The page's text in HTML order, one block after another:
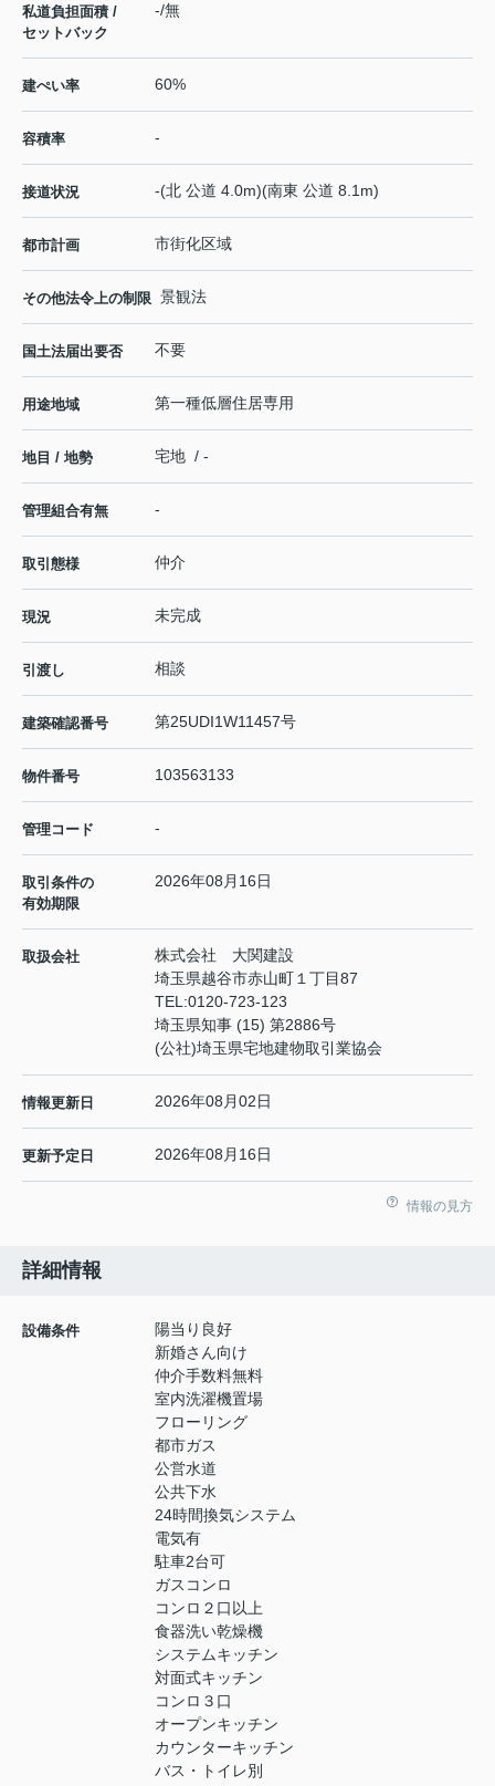
私道負担面積 /
セットバック
-/無
建ぺい率 60%
容積率 -
接道状況 -(北 公道 4.0m)(南東 公道 8.1m)
都市計画 市街化区域
その他法令上の制限 景観法
国土法届出要否 不要
用途地域 第一種低層住居専用
地目 / 地勢 宅地 / -
管理組合有無 -
取引態様 仲介
現況 未完成
引渡し 相談
建築確認番号 第25UDI1W11457号
物件番号 103563133
管理コード -
取引条件の
有効期限
2026年08月16日
取扱会社
株式会社 大関建設
埼玉県越谷市赤山町１丁目87
TEL:0120-723-123
埼玉県知事 (15) 第2886号
(公社)埼玉県宅地建物取引業協会
情報更新日 2026年08月02日
更新予定日 2026年08月16日
情報の見方
詳細情報
設備条件
陽当り良好
新婚さん向け
仲介手数料無料
室内洗濯機置場
フローリング
都市ガス
公営水道
公共下水
24時間換気システム
電気有
駐車2台可
ガスコンロ
コンロ２口以上
食器洗い乾燥機
システムキッチン
対面式キッチン
コンロ３口
オープンキッチン
カウンターキッチン
バス・トイレ別